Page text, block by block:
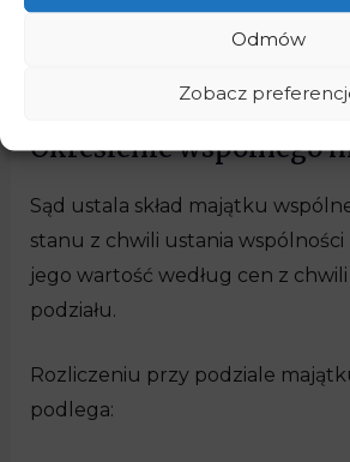
Odmów
Zobacz
toku sprawy o podział można
ewentualną nieważność umowy
Określenie wspólnego
Sąd ustala skład majątku
stanu z chwili ustania wspólności
jego wartość według cen z
podziału.
Rozliczeniu przy podziale
podlega: